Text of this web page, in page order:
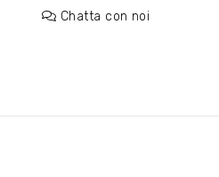
Chatta con noi